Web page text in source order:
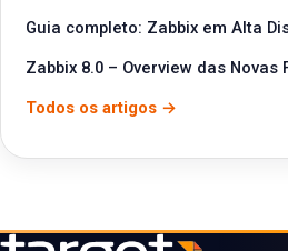
Guia completo: Zabbix em Alta
Zabbix 8.0 – Overview das
Todos os artigos →